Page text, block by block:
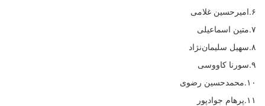
۶.امیرحسین غلامی
۷.متین اسماعیلی
۸.سهیل سلیمان‌نژاد
۹.سورنا کاووسی
۱۰‌.محمدحسین رضوی
۱۱.پرهام جواد‌پور